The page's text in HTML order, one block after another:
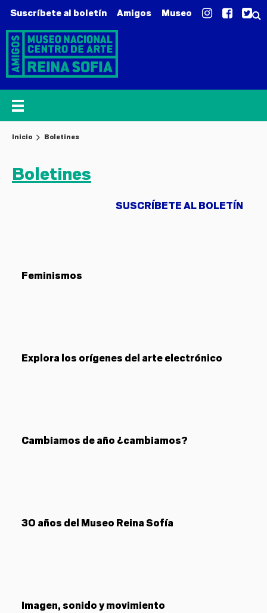
Suscríbete al boletín Amigos Museo
Inicio Boletines
Boletines
SUSCRÍBETE AL BOLETÍN
Feminismos
Explora los orígenes del arte electrónico
Cambiamos de año ¿cambiamos?
30 años del Museo Reina Sofía
Imagen, sonido y movimiento